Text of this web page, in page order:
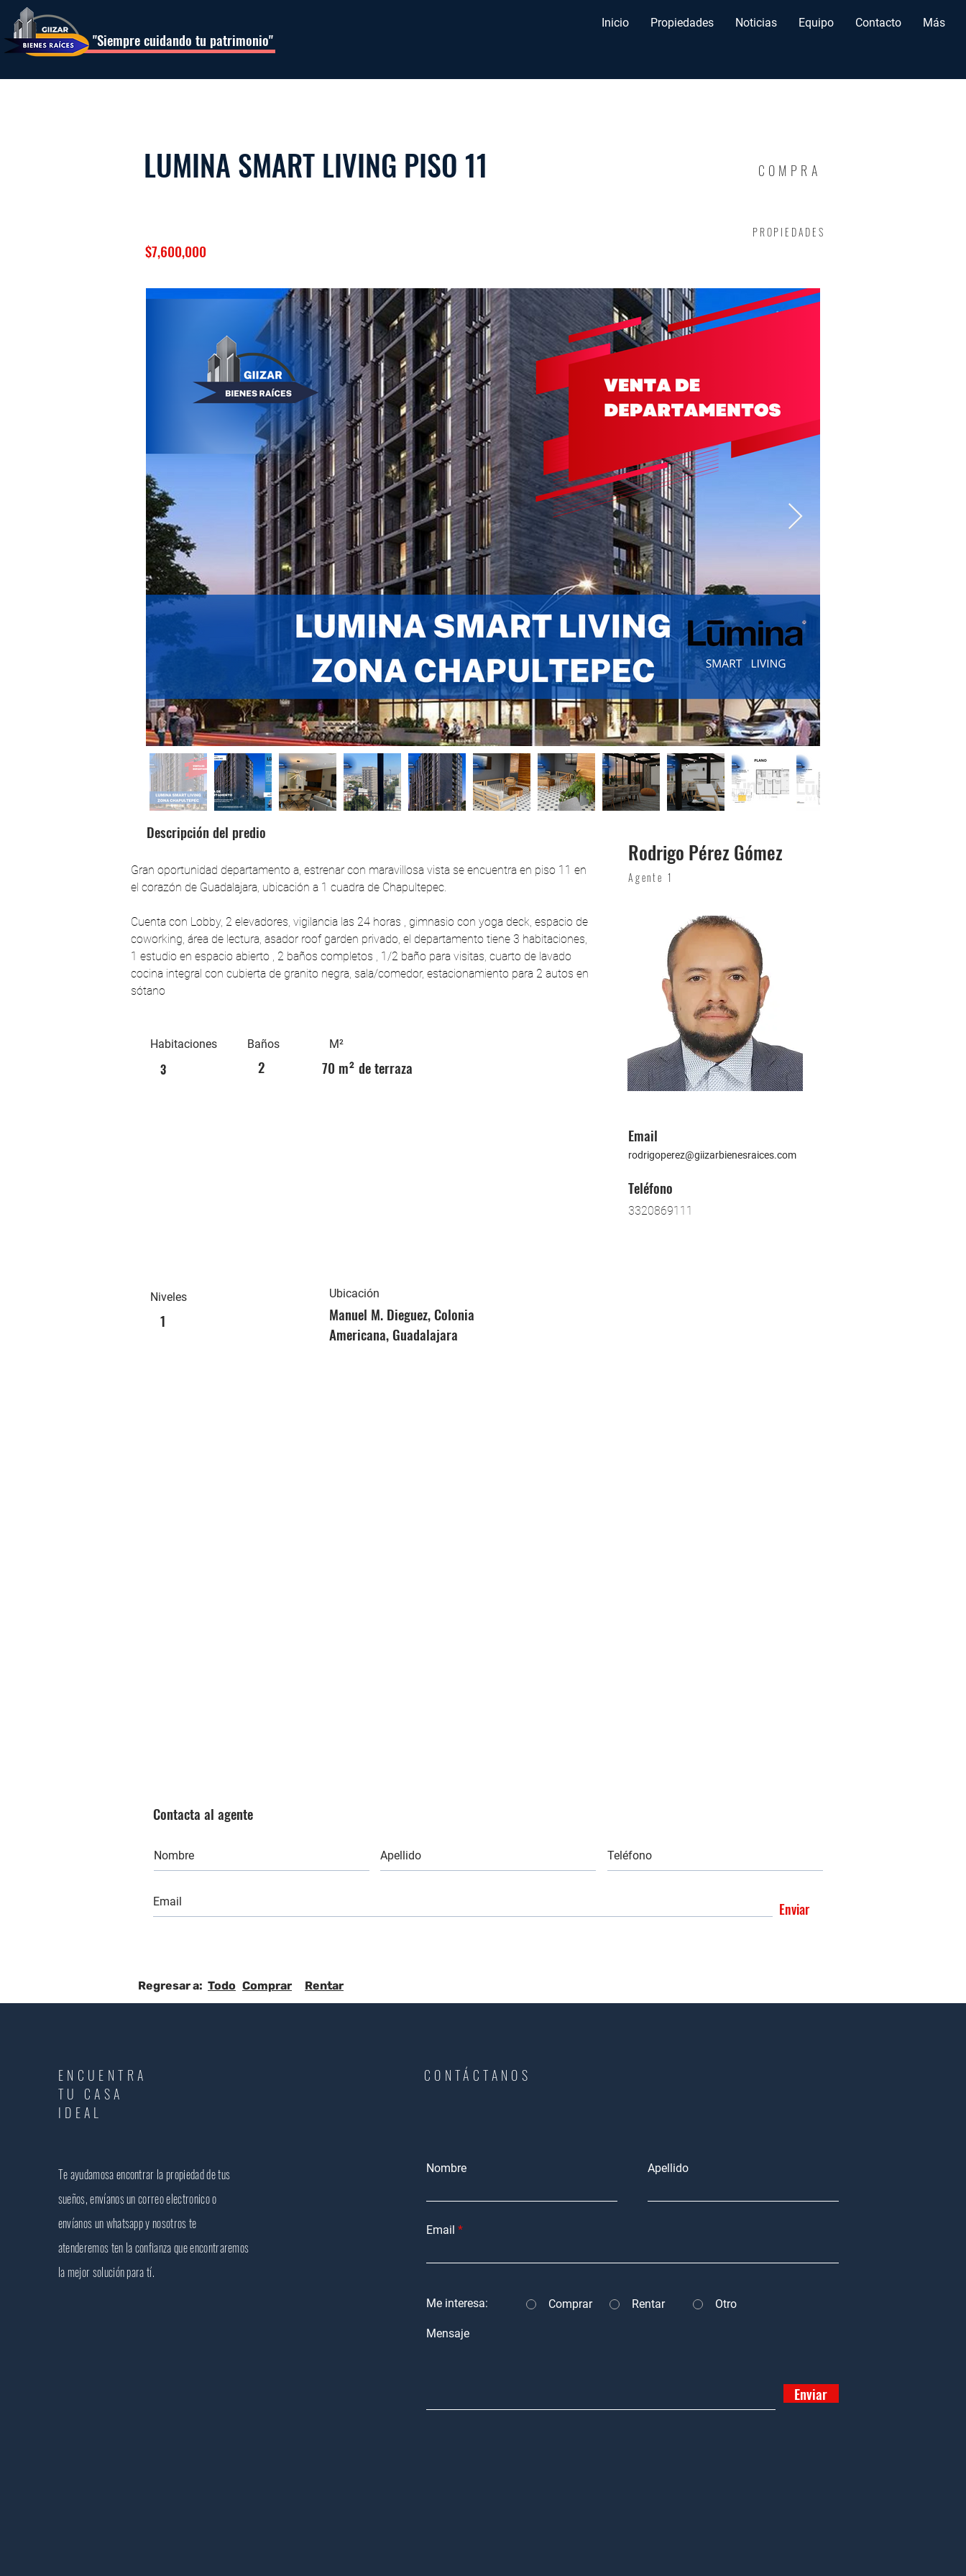
"Siempre cuidando tu patrimonio"
Inicio Propiedades Noticias Equipo Contacto Más
LUMINA SMART LIVING PISO 11
$7,600,000
COMPRA
PROPIEDADES
Descripción del predio
Gran oportunidad departamento a, estrenar con maravillosa vista se encuentra en piso 11 en
el corazón de Guadalajara, ubicación a 1 cuadra de Chapultepec.
Cuenta con Lobby, 2 elevadores, vigilancia las 24 horas , gimnasio con yoga deck, espacio de
coworking, área de lectura, asador roof garden privado, el departamento tiene 3 habitaciones,
1 estudio en espacio abierto , 2 baños completos , 1/2 baño para visitas, cuarto de lavado
cocina integral con cubierta de granito negra, sala/comedor, estacionamiento para 2 autos en
sótano
Habitaciones
3
Baños
2
M²
70 m² de terraza
Niveles
1
Ubicación
Manuel M. Dieguez, Colonia
Americana, Guadalajara
Rodrigo Pérez Gómez
Agente 1
Email
rodrigoperez@giizarbienesraices.com
Teléfono
3320869111
Contacta al agente
Enviar
Regresar a: Todo Comprar Rentar
ENCUENTRA
TU CASA
IDEAL
Te ayudamosa encontrar la propiedad de tus
sueños, envíanos un correo electronico o
envíanos un whatsapp y nosotros te
atenderemos ten la confianza que encontraremos
la mejor solución para tí.
CONTÁCTANOS
Nombre Apellido
Email
Me interesa: Comprar Rentar Otro
Mensaje
Enviar